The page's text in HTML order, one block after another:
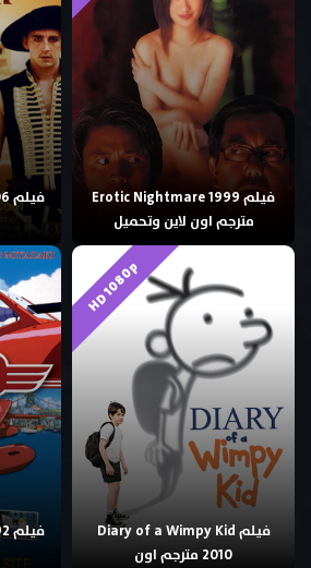
فيلم Erotic Nightmare 1999
مترجم اون لاين وتحميل
HD 1080p
فيلم Diary of a Wimpy Kid
2010 مترجم اون